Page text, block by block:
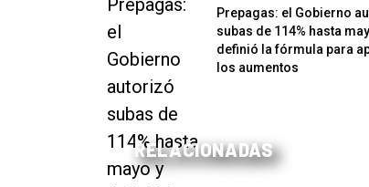
Prepagas: el Gobierno
subas de 114% hasta
definió la fórmula para
los aumentos
RELACIONADAS